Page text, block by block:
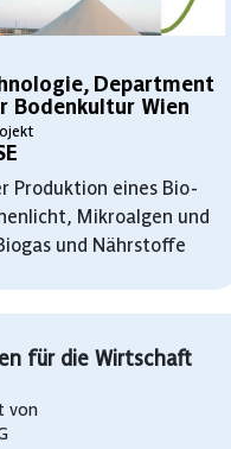
Department
Bodenkultur Wien
Produktion eines Bio-
Mikroalgen und
und Nährstoffe
für die Wirtschaft
von